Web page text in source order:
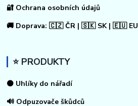
🔐 Ochrana osobních údajů
🚚 Doprava: 🇨🇿 ČR | 🇸🇰 SK | 🇪🇺 EU
⭐ PRODUKTY
⚫ Uhlíky do nářadí
🔊 Odpuzovače škůdců